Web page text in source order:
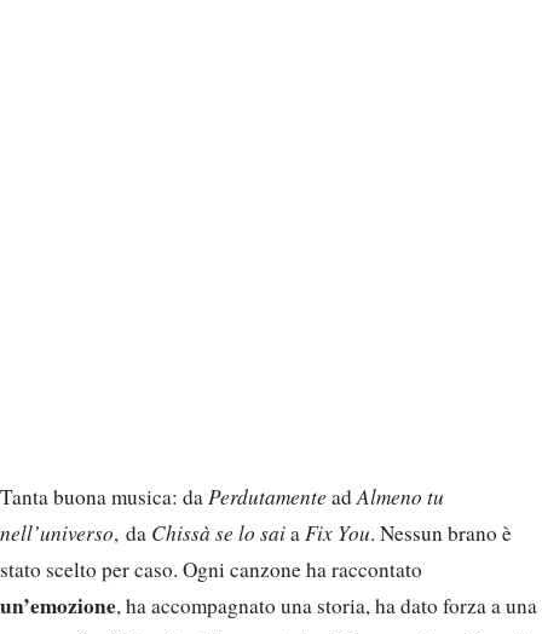
Tanta buona musica: daPerdutamente adAlmeno tu
nell’universo, da Chissà se lo saiaFix You. Nessun brano è
stato scelto per caso. Ogni canzone ha raccontato
un’emozione, ha accompagnato una storia, ha dato forza a una